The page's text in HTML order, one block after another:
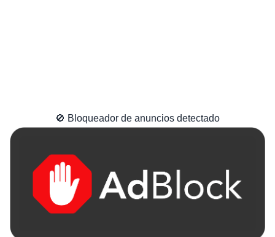
🚫 Bloqueador de anuncios detectado